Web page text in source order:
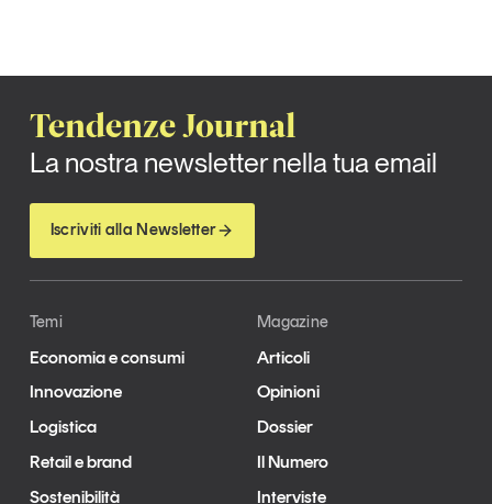
Tendenze Journal
La nostra newsletter nella tua email
Iscriviti alla Newsletter
Temi
Economia e consumi
Innovazione
Logistica
Retail e brand
Sostenibilità
Magazine
Articoli
Opinioni
Dossier
Il Numero
Interviste